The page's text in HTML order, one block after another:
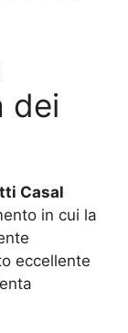
dei
Casal
in cui la
eccellente